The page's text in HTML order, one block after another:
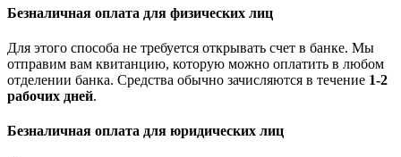
Безналичная оплата для физических лиц
Для этого способа не требуется открывать счет в банке. Мы
отправим вам квитанцию, которую можно оплатить в любом
отделении банка. Средства обычно зачисляются в течение 1-2
рабочих дней.
Безналичная оплата для юридических лиц